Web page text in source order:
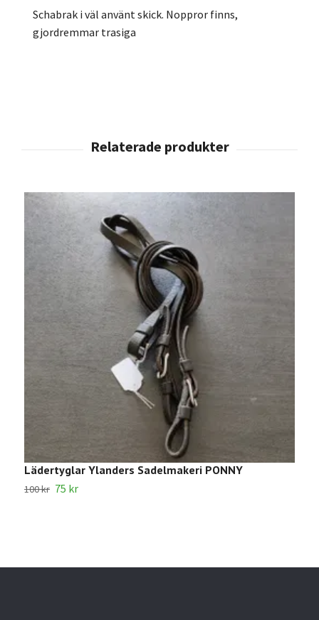
Schabrak i väl använt skick. Noppror finns,
gjordremmar trasiga
Lädertyglar Ylanders Sadelmakeri PONNY
100 kr 75 kr